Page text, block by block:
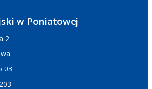
w Poniatowej
2
03